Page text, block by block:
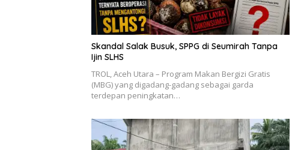
Skandal Salak Busuk, SPPG di Seumirah Tanpa
Ijin SLHS
‎TROL, ‎Aceh Utara – Program Makan Bergizi Gratis
(MBG) yang digadang-gadang sebagai garda
terdepan peningkatan…